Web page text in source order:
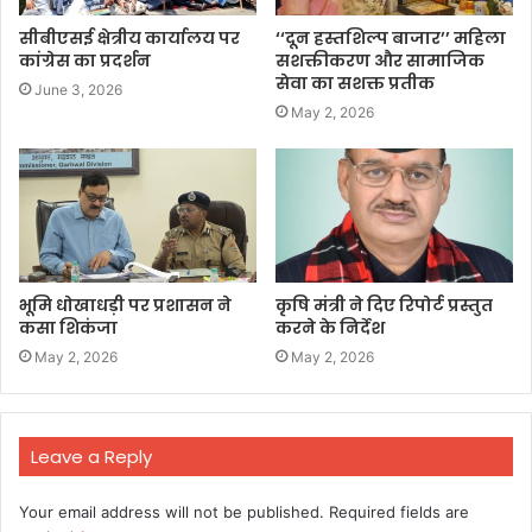
सीबीएसई क्षेत्रीय कार्यालय पर
कांग्रेस का प्रदर्शन
June 3, 2026
‘‘दून हस्तशिल्प बाजार’’ महिला
सशक्तीकरण और सामाजिक
सेवा का सशक्त प्रतीक
May 2, 2026
भूमि धोखाधड़ी पर प्रशासन ने
कसा शिकंजा
May 2, 2026
कृषि मंत्री ने दिए रिपोर्ट प्रस्तुत
करने के निर्देश
May 2, 2026
Leave a Reply
Your email address will not be published. Required fields are